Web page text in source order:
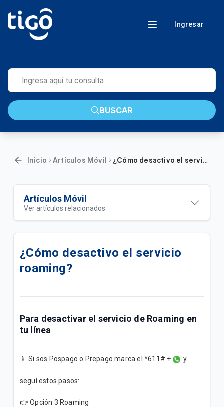
Ingresar
BUSCAR
Inicio Artículos Móvil ¿Cómo desactivo el servicio roaming?
Artículos Móvil
Ver artículos relacionados
Cómo activar VoLTE en tu dispositivo 📶
¿Cómo comprar paquetes o saldo desde Mango?
Paquetigos Ilimitados con Tigo Sports✨
Actualización de tu Buzón de Voz en fecha 23-04📩
Tigo Flex: Todo lo que necesitás saber de tu
¿Cómo desactivo el servicio
roaming?
Para desactivar el servicio de Roaming en
tu línea
📱 Si sos Pospago o Prepago marca el *611# + y
seguí estos pasos:
👉 Opción 3 Roaming